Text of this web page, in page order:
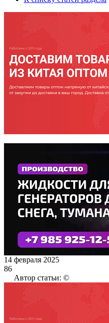
14 февраля 2025
86
Автор статьи: ©